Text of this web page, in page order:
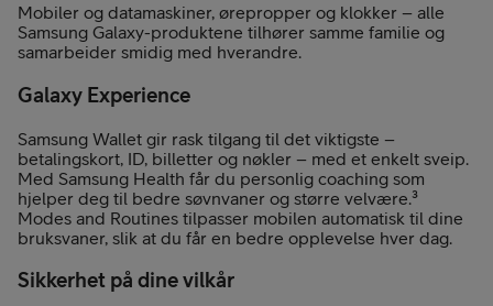
Mobiler og datamaskiner, ørepropper og klokker – alle
Samsung Galaxy-produktene tilhører samme familie og
samarbeider smidig med hverandre.
Galaxy Experience
Samsung Wallet gir rask tilgang til det viktigste –
betalingskort, ID, billetter og nøkler – med et enkelt sveip.
Med Samsung Health får du personlig coaching som
hjelper deg til bedre søvnvaner og større velvære.³
Modes and Routines tilpasser mobilen automatisk til dine
bruksvaner, slik at du får en bedre opplevelse hver dag.
Sikkerhet på dine vilkår